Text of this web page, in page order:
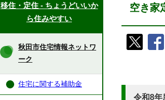
空き家
令和8年
移住・定住 - ちょうどいいか
ら住みやすい
秋田市住宅情報ネットワ
ーク
住宅に関する補助金